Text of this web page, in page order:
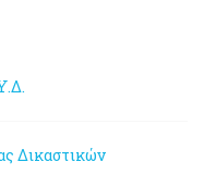
Δικαστικών